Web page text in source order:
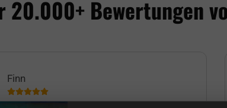
20.000+ Bewertungen
Finn